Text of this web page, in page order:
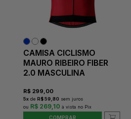
CAMISA CICLISMO
MAURO RIBEIRO FIBER
2.0 MASCULINA
R$ 299,00
5x de R$ 59,80 sem juros
R$ 269,10
COMPRAR